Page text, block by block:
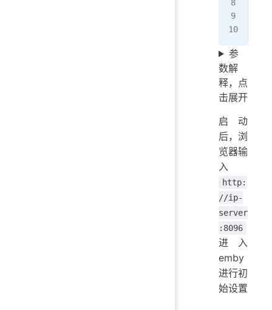
参
数解
释，点
击展开
启动
后，浏
览器输
入
http:
//ip-
server
:8096
进入
emby
进行初
始设置